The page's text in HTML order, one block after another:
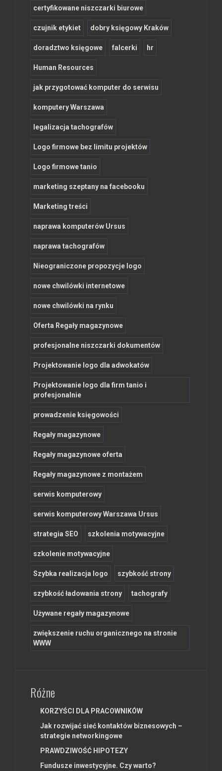
certyfikowane niszczarki biurowe
czujnik etykiet dobry księgowy Kraków
doradztwo księgowe falcerki hr
Human Resources
jak przygotować komputer do serwisu
komputery Warszawa
legalizacja tachografów
Logo firmowe bez limitu projektów
Logo firmowe tanio
marketing szeptany na facebooku
Marketing treści
naprawa komputerów Ursus
naprawa tachografów
Nieograniczone propozycje logo
nowe chwilówki internetowe
nowe chwilówki na rynku
Oferta Regały magazynowe
profesjonalne niszczarki dokumentów
Projektowanie logo dla adwokatów
Projektowanie logo dla firm tanio i
profesjonalnie
prowadzenie księgowości
Regały magazynowe
Regały magazynowe oferta
Regały magazynowe z montażem
serwis komputerowy
serwis komputerowy Warszawa Ursus
strategia SEO szkolenia motywacyjne
szkolenie motywacyjne
Szybka realizacja logo szybkość strony
szybkość ładowania strony tachografy
Używane regały magazynowe
zwiększenie ruchu organicznego na stronie
WWW
Różne
KORZYŚCI DLA PRACOWNIKÓW
Jak rozwijać sieć kontaktów biznesowych –
strategie networkingowe
PRAWDZIWOŚĆ HIPOTEZY
Fundusze inwestycyjne. Czy warto?